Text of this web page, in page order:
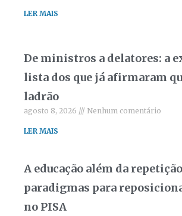
LER MAIS
De ministros a delatores: a
lista dos que já afirmaram
ladrão
agosto 8, 2026 Nenhum comentário
LER MAIS
A educação além da
paradigmas para
no PISA